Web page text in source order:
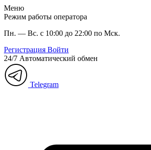
Меню
Режим работы оператора
Пн. — Вс. с 10:00 до 22:00 по Мск.
Регистрация Войти
24/7 Автоматический обмен
Telegram